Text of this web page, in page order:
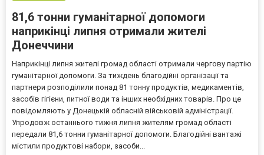
81,6 тонни гуманітарної допомоги
наприкінці липня отримали жителі
Донеччини
Наприкінці липня жителі громад області отримали чергову партію
гуманітарної допомоги. За тиждень благодійні організації та
партнери розподілили понад 81 тонну продуктів, медикаментів,
засобів гігієни, питної води та інших необхідних товарів. Про це
повідомляють у Донецькій обласній військовій адміністрації.
Упродовж останнього тижня липня жителям громад області
передали 81,6 тонни гуманітарної допомоги. Благодійні вантажі
містили продуктові набори, засоби...